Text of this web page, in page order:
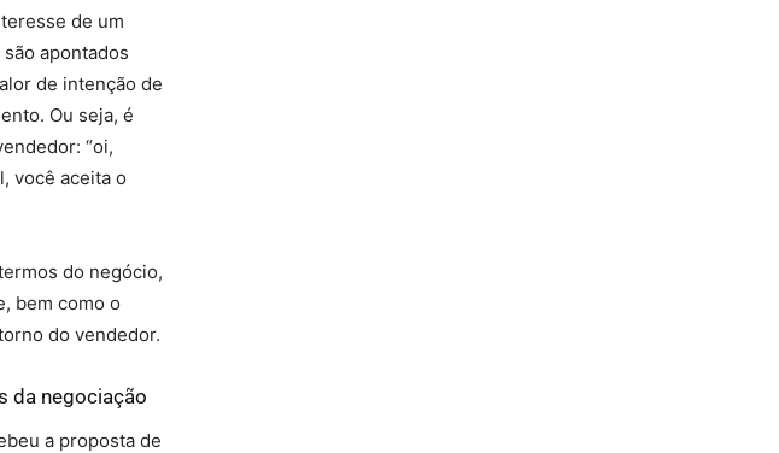
de um
apontados
de intenção de
Ou seja, é
“oi,
você aceita o
do negócio,
bem como o
do vendedor.
da negociação
a proposta de